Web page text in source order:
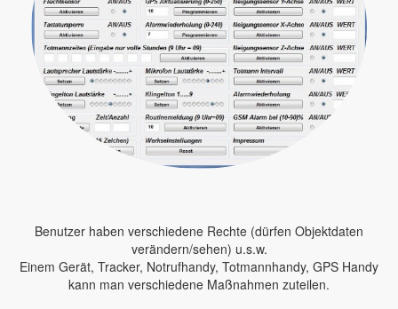
Benutzer haben verschiedene Rechte (dürfen Objektdaten
verändern/sehen) u.s.w.
Einem Gerät, Tracker, Notrufhandy, Totmannhandy, GPS Handy
kann man verschiedene Maßnahmen zuteilen.